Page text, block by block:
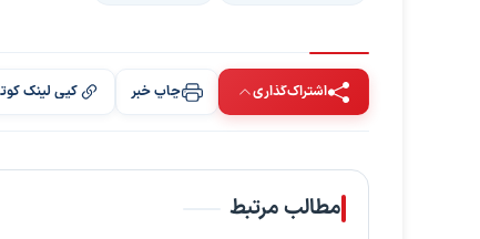
اشتراک‌گذاری چاپ خبر کپی لینک
مطالب مرتبط